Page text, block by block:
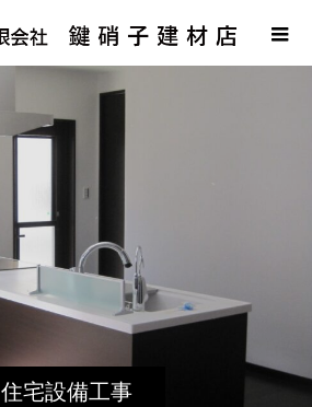
住宅設備工事